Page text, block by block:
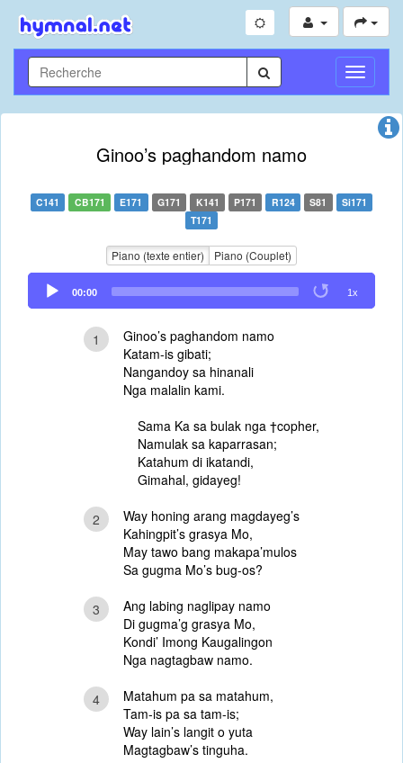
Toggle
Ginoo’s paghandom namo
C141 CB171 E171 G171 K141 P171 R124 S81
Si171
T171
Piano (texte entier) Piano (Couplet)
Audio
Player
00:00 1x
1
Ginoo’s paghandom namo
Katam-is gibati;
Nangandoy sa hinanali
Nga malalin kami.
Sama Ka sa bulak nga †copher,
Namulak sa kaparrasan;
Katahum di ikatandi,
Gimahal, gidayeg!
2
Way honing arang magdayeg’s
Kahingpit’s grasya Mo,
May tawo bang makapa’mulos
Sa gugma Mo’s bug-os?
3
Ang labing naglipay namo
Di gugma’g grasya Mo,
Kondi’ Imong Kaugalingon
Nga nagtagbaw namo.
4
Matahum pa sa matahum,
Tam-is pa sa tam-is;
Way lain’s langit o yuta
Magtagbaw’s tinguha.